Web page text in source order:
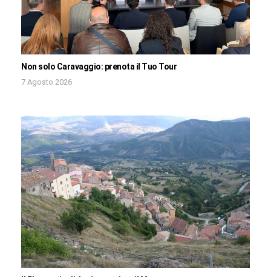
Non solo Caravaggio: prenota il Tuo Tour
7 Agosto 2026